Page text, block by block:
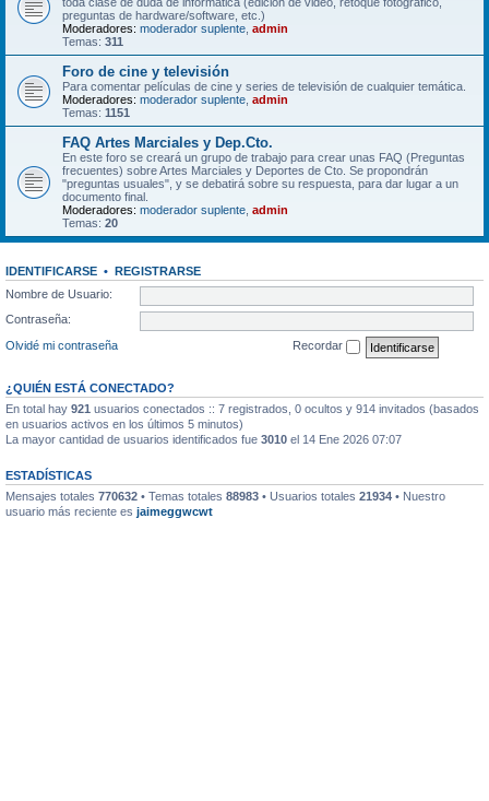
preguntas de hardware/software, etc.)
Moderadores: moderador suplente admin
Temas: 311
Foro de cine y televisión
Para comentar películas de cine y series de televisión de cualquier temática.
Moderadores: moderador suplente admin
Temas: 1151
FAQ Artes Marciales y Dep.Cto.
En este foro se creará un grupo de trabajo para crear unas FAQ (Preguntas
frecuentes) sobre Artes Marciales y Deportes de Cto. Se propondrán
"preguntas usuales", y se debatirá sobre su respuesta, para dar lugar a un
documento final.
Moderadores: moderador suplente admin
Temas: 20
IDENTIFICARSE • REGISTRARSE
Nombre de Usuario:
Contraseña:
Olvidé mi contraseña
Recordar
¿QUIÉN ESTÁ CONECTADO?
En total hay 921 usuarios conectados :: 7 registrados, 0 ocultos y 914 invitados (basados
en usuarios activos en los últimos 5 minutos)
La mayor cantidad de usuarios identificados fue 3010 el 14 Ene 2026 07:07
ESTADÍSTICAS
Mensajes totales 770632 • Temas totales 88983 • Usuarios totales 21934 • Nuestro
usuario más reciente es jaimeggwcwt